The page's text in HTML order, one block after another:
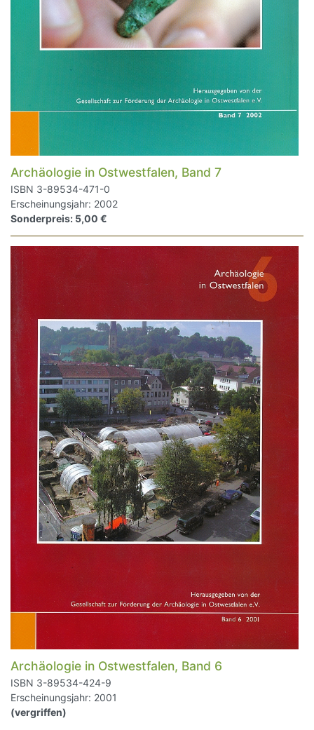
Archäologie in Ostwestfalen, Band 7
ISBN 3-89534-471-0
Erscheinungsjahr: 2002
Sonderpreis: 5,00 €
Archäologie in Ostwestfalen, Band 6
ISBN 3-89534-424-9
Erscheinungsjahr: 2001
(vergriffen)